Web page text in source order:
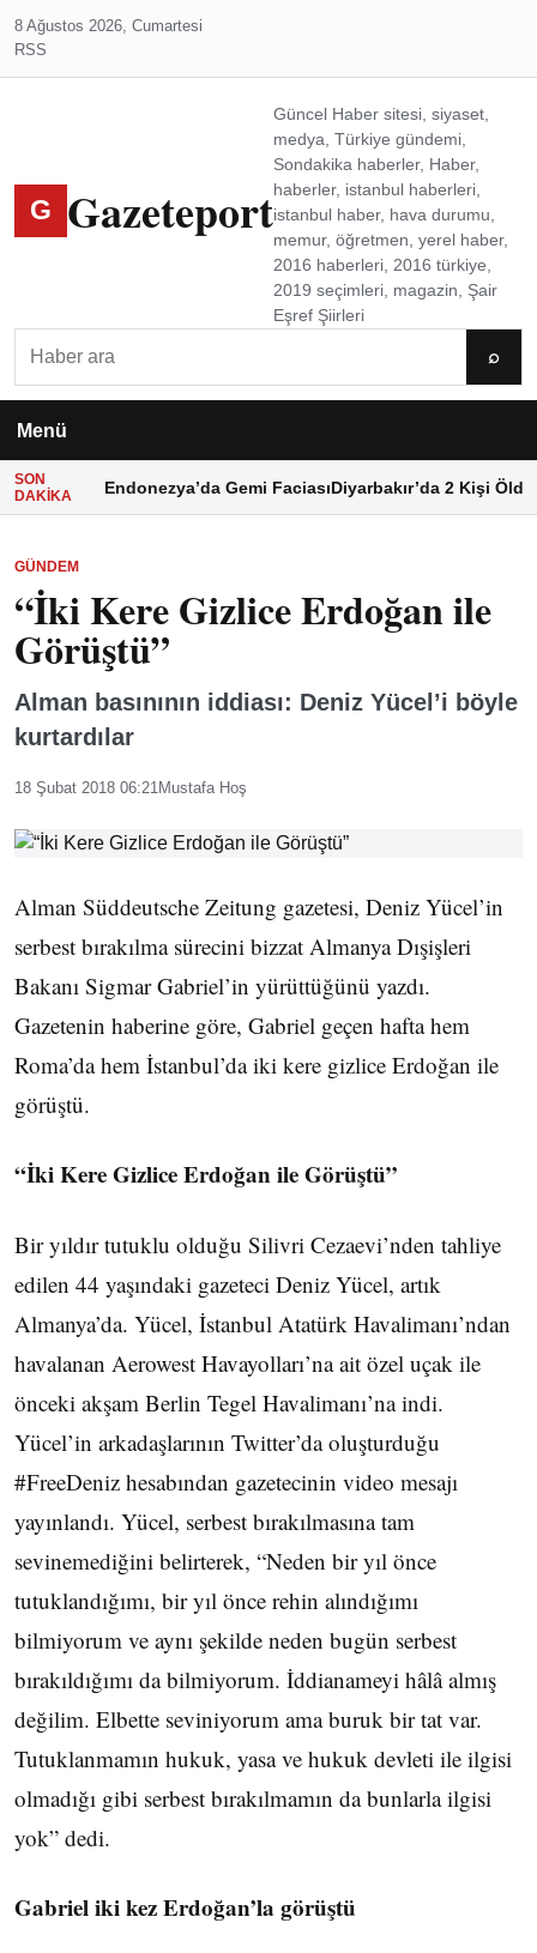
8 Ağustos 2026, Cumartesi
RSS
G Gazeteport
Güncel Haber sitesi, siyaset,
medya, Türkiye gündemi,
Sondakika haberler, Haber,
haberler, istanbul haberleri,
istanbul haber, hava durumu,
memur, öğretmen, yerel haber,
2016 haberleri, 2016 türkiye,
2019 seçimleri, magazin, Şair
Eşref Şiirleri
⌕
Menü
SON
DAKIKA
Endonezya’da Gemi FaciasıDiyarbakır’da 2 Kişi Öldü
GÜNDEM
“İki Kere Gizlice Erdoğan ile
Görüştü”
Alman basınının iddiası: Deniz Yücel’i böyle
kurtardılar
18 Şubat 2018 06:21Mustafa Hoş
Alman Süddeutsche Zeitung gazetesi, Deniz Yücel’in
serbest bırakılma sürecini bizzat Almanya Dışişleri
Bakanı Sigmar Gabriel’in yürüttüğünü yazdı.
Gazetenin haberine göre, Gabriel geçen hafta hem
Roma’da hem İstanbul’da iki kere gizlice Erdoğan ile
görüştü.
“İki Kere Gizlice Erdoğan ile Görüştü”
Bir yıldır tutuklu olduğu Silivri Cezaevi’nden tahliye
edilen 44 yaşındaki gazeteci Deniz Yücel, artık
Almanya’da. Yücel, İstanbul Atatürk Havalimanı’ndan
havalanan Aerowest Havayolları’na ait özel uçak ile
önceki akşam Berlin Tegel Havalimanı’na indi.
Yücel’in arkadaşlarının Twitter’da oluşturduğu
#FreeDeniz hesabından gazetecinin video mesajı
yayınlandı. Yücel, serbest bırakılmasına tam
sevinemediğini belirterek, “Neden bir yıl önce
tutuklandığımı, bir yıl önce rehin alındığımı
bilmiyorum ve aynı şekilde neden bugün serbest
bırakıldığımı da bilmiyorum. İddianameyi hâlâ almış
değilim. Elbette seviniyorum ama buruk bir tat var.
Tutuklanmamın hukuk, yasa ve hukuk devleti ile ilgisi
olmadığı gibi serbest bırakılmamın da bunlarla ilgisi
yok” dedi.
Gabriel iki kez Erdoğan’la görüştü